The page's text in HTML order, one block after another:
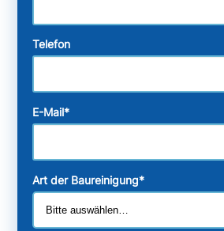
Telefon
E-Mail*
Art der Baureinigung*